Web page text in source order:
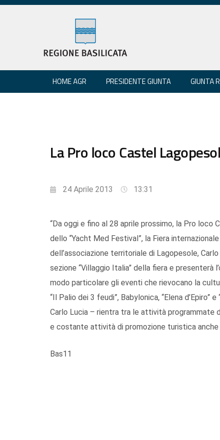
HOME AGR PRESIDENTE GIUNTA GIUNTA
La Pro loco Castel
24 Aprile 2013 13:31
“Da oggi e fino al 28 aprile prossimo, la Pro loco
dello “Yacht Med Festival”, la Fiera
dell’associazione territoriale di Lagopesole,
sezione “Villaggio Italia” della fiera e
modo particolare gli eventi che rievocano la
“Il Palio dei 3 feudi”, Babylonica, “Elena
Carlo Lucia – rientra tra le attività programmate
e costante attività di promozione turistica anche
Bas11